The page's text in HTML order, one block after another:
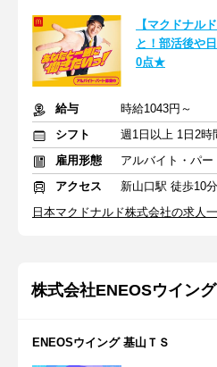
【マクドナル
と！部活後や
0点★
給与
時給1043円～
シフト
雇用形態
アルバイト・パー
アクセス
新山口駅 徒歩10分
日本マクドナルド株式会社の求人
株式会社ENEOSウイング
ENEOSウイング 基山ＴＳ